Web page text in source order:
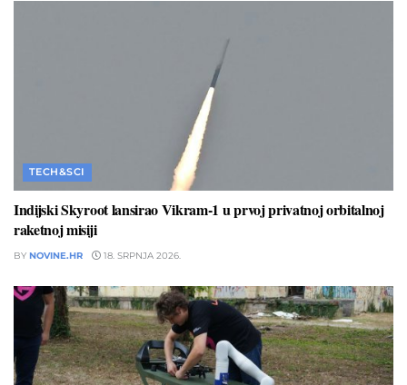
TECH&SCI
Indijski Skyroot lansirao Vikram-1 u prvoj privatnoj orbitalnoj
raketnoj misiji
BY NOVINE.HR 18. SRPNJA 2026.